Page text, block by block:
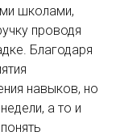
школами,
проводя
Благодаря
навыков, но
а то и